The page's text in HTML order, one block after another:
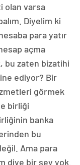
olan varsa
Diyelim ki
para yatır
açma
bu zaten bizatihi
ediyor? Bir
görmek
birliği
banka
bu
Ama para
diye bir şey yok.